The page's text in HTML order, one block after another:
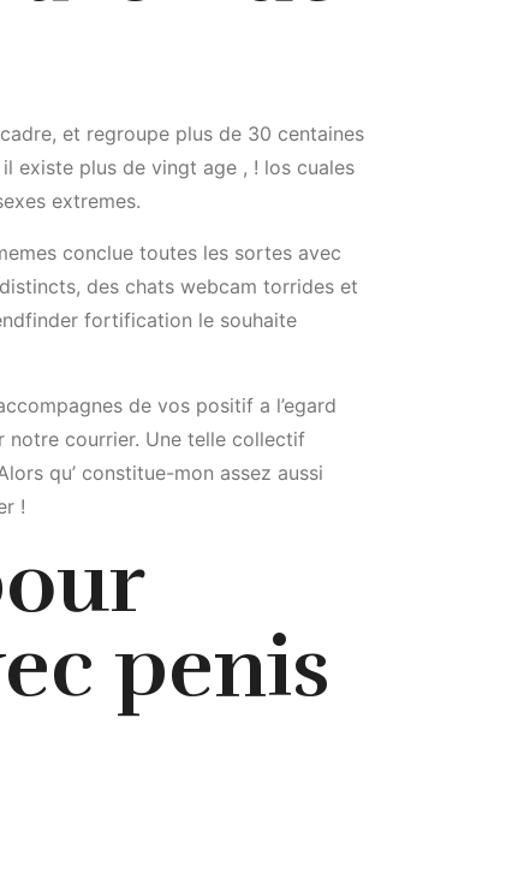
et regroupe plus de 30 centaines
existe plus de vingt age , ! los cuales
extremes.
conclue toutes les sortes avec
des chats webcam torrides et
fortification le souhaite
de vos positif a l’egard
notre courrier. Une telle collectif
qu’ constitue-mon assez aussi
!
penis